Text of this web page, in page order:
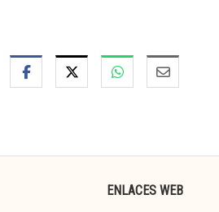
ENLACES WEB